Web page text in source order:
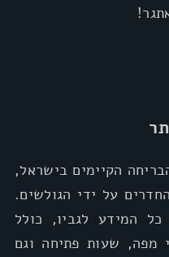
הקיימים בישראל,
על ידי הגולשים.
המידע לגביו, כולל
מפה, שעות פתיחה וגם